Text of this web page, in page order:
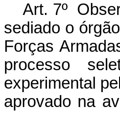
Art. 7º
sediado o
Forças
processo
experimental
aprovado na